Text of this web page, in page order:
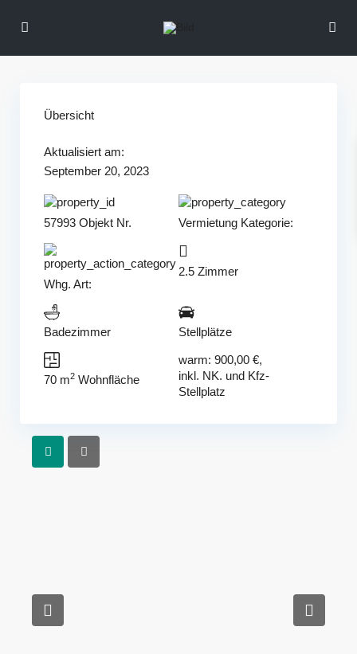
Übersicht
Aktualisiert am:
September 20, 2023
57993 Objekt Nr. Vermietung Kategorie:
Whg. Art:
2.5 Zimmer
Badezimmer Stellplätze
70 m2 Wohnfläche
warm: 900,00 €,
inkl. NK. und Kfz-
Stellplatz